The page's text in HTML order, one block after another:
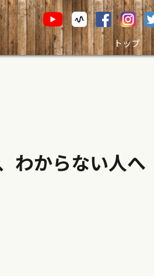
トップ
わからない人へ